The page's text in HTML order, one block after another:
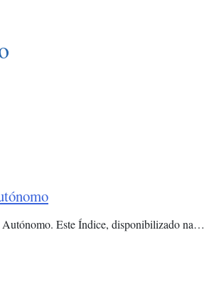
Autónomo. Este Índice, disponibilizado na…